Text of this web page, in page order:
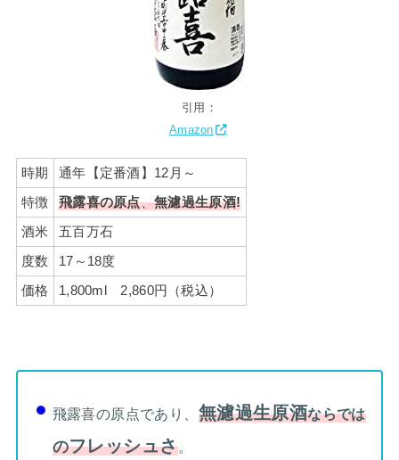
引用：
Amazon
時期 通年【定番酒】12月～
特徴 飛露喜の原点、無濾過生原酒!
酒米 五百万石
度数 17～18度
価格 1,800ml 2,860円（税込）
飛露喜の原点であり、 無濾過生原酒ならでは
のフレッシュさ。